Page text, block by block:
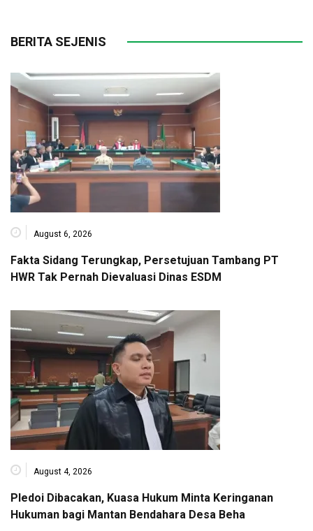
BERITA SEJENIS
August 6, 2026
Fakta Sidang Terungkap, Persetujuan Tambang PT
HWR Tak Pernah Dievaluasi Dinas ESDM
August 4, 2026
Pledoi Dibacakan, Kuasa Hukum Minta Keringanan
Hukuman bagi Mantan Bendahara Desa Beha